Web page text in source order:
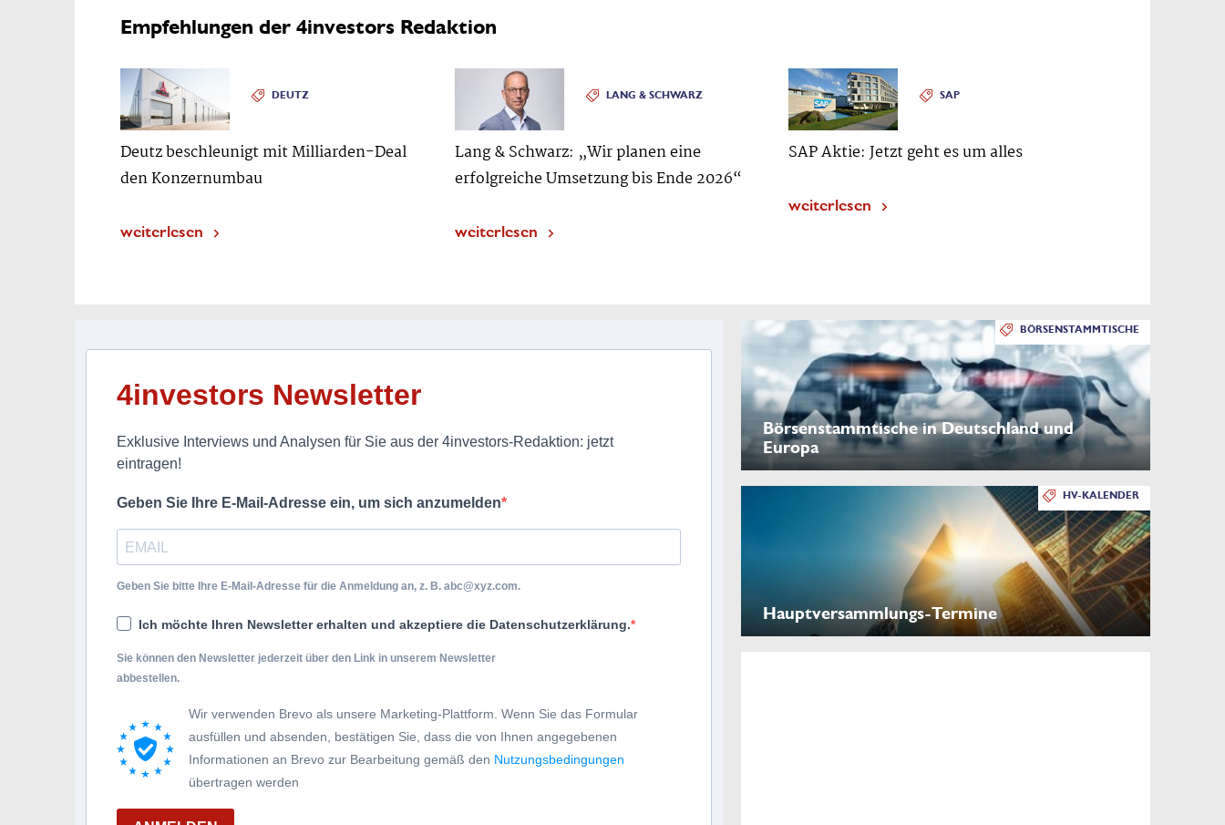
Empfehlungen der 4investors Redaktion
DEUTZ
Deutz beschleunigt mit Milliarden-Deal
den Konzernumbau
weiterlesen
LANG & SCHWARZ
Lang & Schwarz: „Wir planen eine
erfolgreiche Umsetzung bis Ende 2026“
weiterlesen
SAP
SAP Aktie: Jetzt geht es um alles
weiterlesen
4investors Newsletter
Exklusive Interviews und Analysen für Sie aus der 4investors-Redaktion: jetzt
eintragen!
Geben Sie Ihre E-Mail-Adresse ein, um sich anzumelden
Geben Sie bitte Ihre E-Mail-Adresse für die Anmeldung an, z. B. abc@xyz.com.
Ich möchte Ihren Newsletter erhalten und akzeptiere die Datenschutzerklärung.
Sie können den Newsletter jederzeit über den Link in unserem Newsletter
abbestellen.
Wir verwenden Brevo als unsere Marketing-Plattform. Wenn Sie das Formular
ausfüllen und absenden, bestätigen Sie, dass die von Ihnen angegebenen
Informationen an Brevo zur Bearbeitung gemäß den Nutzungsbedingungen
übertragen werden
BÖRSENSTAMMTISCHE
Börsenstammtische in Deutschland und
Europa
HV-KALENDER
Hauptversammlungs-Termine